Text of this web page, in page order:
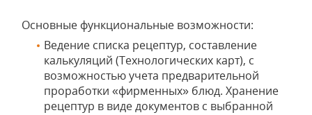
Основные функциональные возможности:
Ведение списка рецептур, составление
калькуляций (Технологических карт), с
возможностью учета предварительной
проработки «фирменных» блюд. Хранение
рецептур в виде документов с выбранной